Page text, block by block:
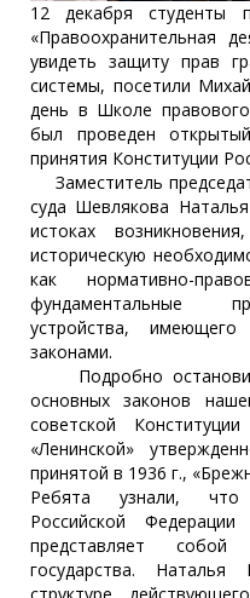
12 декабря студенты
«Правоохранительная
увидеть защиту прав
системы, посетили
день в Школе
был проведен
принятия Конституции
Заместитель
суда Шевлякова
истоках
историческую
как нормативно-
фундаментальные
устройства,
законами.
Подробно
основных законов
советской
«Ленинской»
принятой в 1936 г.,
Ребята узнали, что
Российской
представляет
государства. Наталья